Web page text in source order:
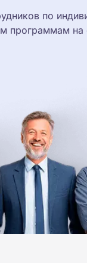
по
программам на